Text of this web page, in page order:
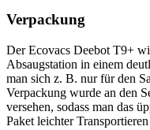
Verpackung
Der Ecovacs Deebot T9+
Absaugstation in einem
man sich z. B. nur für den
Verpackung wurde an den
versehen, sodass man das
Paket leichter